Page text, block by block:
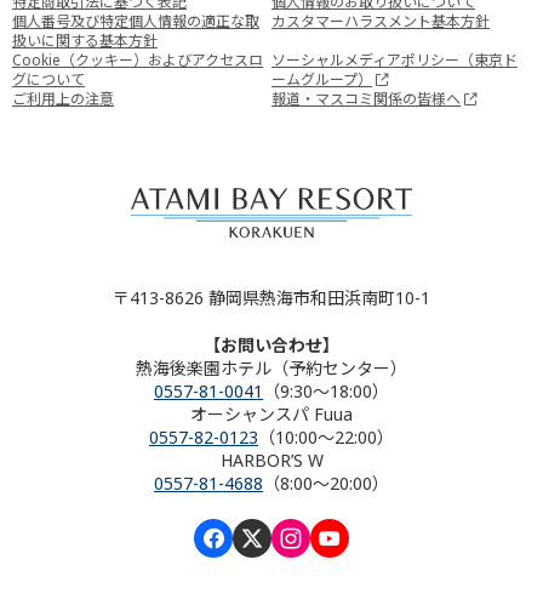
個人番号及び特定個人情報の適正な取
扱いに関する基本方針
カスタマーハラスメント基本方針
Cookie（クッキー）およびアクセスロ
グについて
ソーシャルメディアポリシー（東京ド
ームグループ）
ご利用上の注意
報道・マスコミ関係の皆様へ
〒413-8626 静岡県熱海市和田浜南町10-1
【お問い合わせ】
熱海後楽園ホテル（予約センター）
0557-81-0041
（9:30～18:00）
オーシャンスパ Fuua
0557-82-0123 （10:00～22:00）
HARBOR’S W
0557-81-4688 （8:00～20:00）